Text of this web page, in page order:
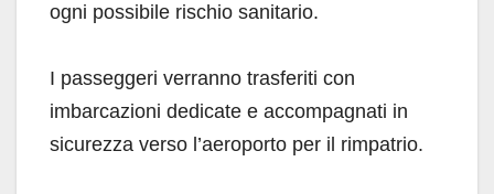
ogni possibile rischio sanitario.
I passeggeri verranno trasferiti con
imbarcazioni dedicate e accompagnati in
sicurezza verso l’aeroporto per il rimpatrio.